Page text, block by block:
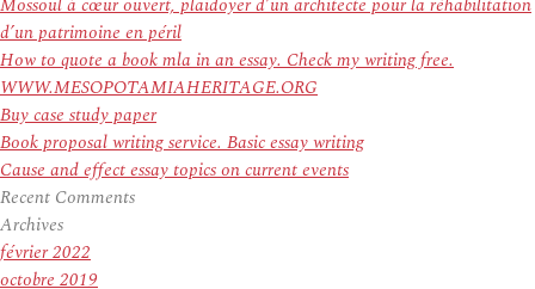
d’un patrimoine en péril
How to quote a book mla in an essay. Check my writing free.
WWW.MESOPOTAMIAHERITAGE.ORG
Buy case study paper
Book proposal writing service. Basic essay writing
Cause and effect essay topics on current events
Recent Comments
Archives
février 2022
octobre 2019